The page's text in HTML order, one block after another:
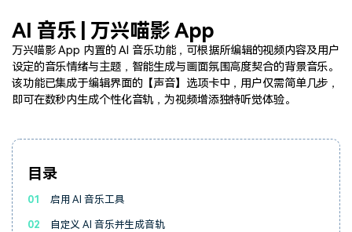
文本
AI 音乐 | 万兴喵影 App
万兴喵影 App 内置的 AI 音乐功能，可根据所编辑的视频内容及用户
设定的音乐情绪与主题，智能生成与画面氛围高度契合的背景音乐。
该功能已集成于编辑界面的【声音】选项卡中，用户仅需简单几步，
即可在数秒内生成个性化音轨，为视频增添独特听觉体验。
目录
01 启用 AI 音乐工具
02 自定义 AI 音乐并生成音轨